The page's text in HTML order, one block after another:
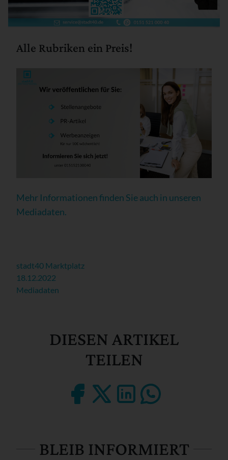
Alle Rubriken ein Preis!
Mehr Informationen finden Sie auch in unseren
Mediadaten.
stadt40 Marktplatz
18.12.2022
Mediadaten
DIESEN ARTIKEL
TEILEN
BLEIB INFORMIERT